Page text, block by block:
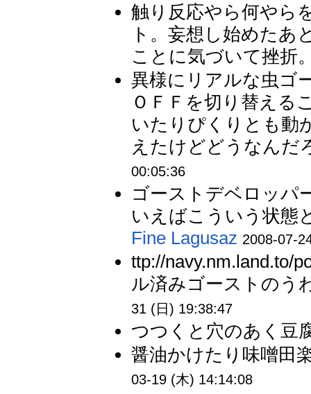
触り反応やら何やら
ト。妄想し始めたあ
ことに気づいて挫折
異様にリアルな虫ゴ
ＯＦＦを切り替える
いたりぴくりとも動
えたけどどうなんだ
00:05:36
ゴーストデベロッパ
いえばこういう状態
Fine Lagusaz 2008-07-
ttp://navy.nm.land.to/
ル済みゴーストのう
31 (日) 19:38:47
つつくと穴のあく豆
醤油かけたり味噌田
03-19 (木) 14:14:08